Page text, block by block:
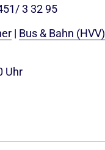
3 32 95
| Bus & Bahn (HVV)
Uhr